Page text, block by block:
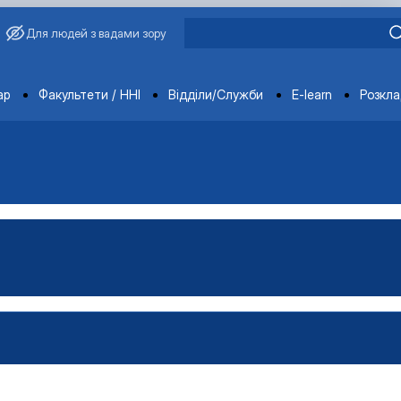
Для людей з вадами зору
Факультети / ННІ Відділи/Служби E-learn